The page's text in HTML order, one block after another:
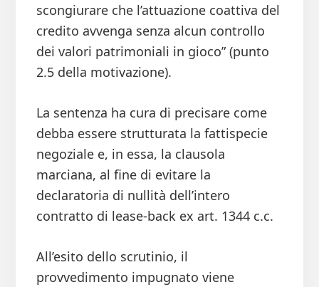
scongiurare che l’attuazione coattiva del
credito avvenga senza alcun controllo
dei valori patrimoniali in gioco” (punto
2.5 della motivazione).
La sentenza ha cura di precisare come
debba essere strutturata la fattispecie
negoziale e, in essa, la clausola
marciana, al fine di evitare la
declaratoria di nullità dell’intero
contratto di lease-back ex art. 1344 c.c.
All’esito dello scrutinio, il
provvedimento impugnato viene